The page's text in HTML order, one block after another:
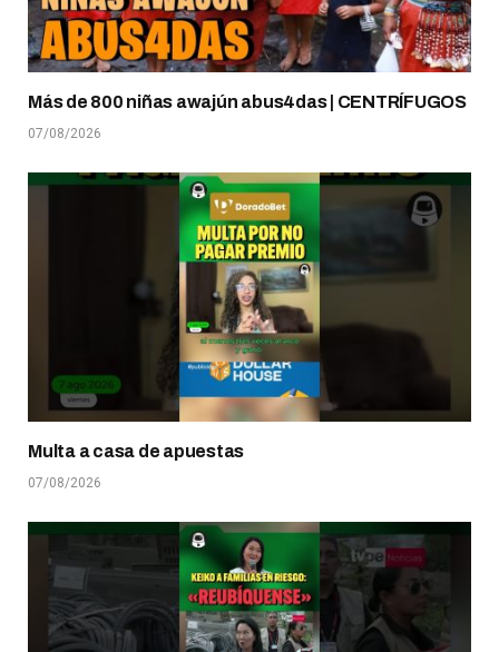
Más de 800 niñas awajún abus4das | CENTRÍFUGOS
07/08/2026
Multa a casa de apuestas
07/08/2026